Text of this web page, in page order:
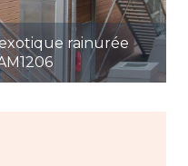
rainurée